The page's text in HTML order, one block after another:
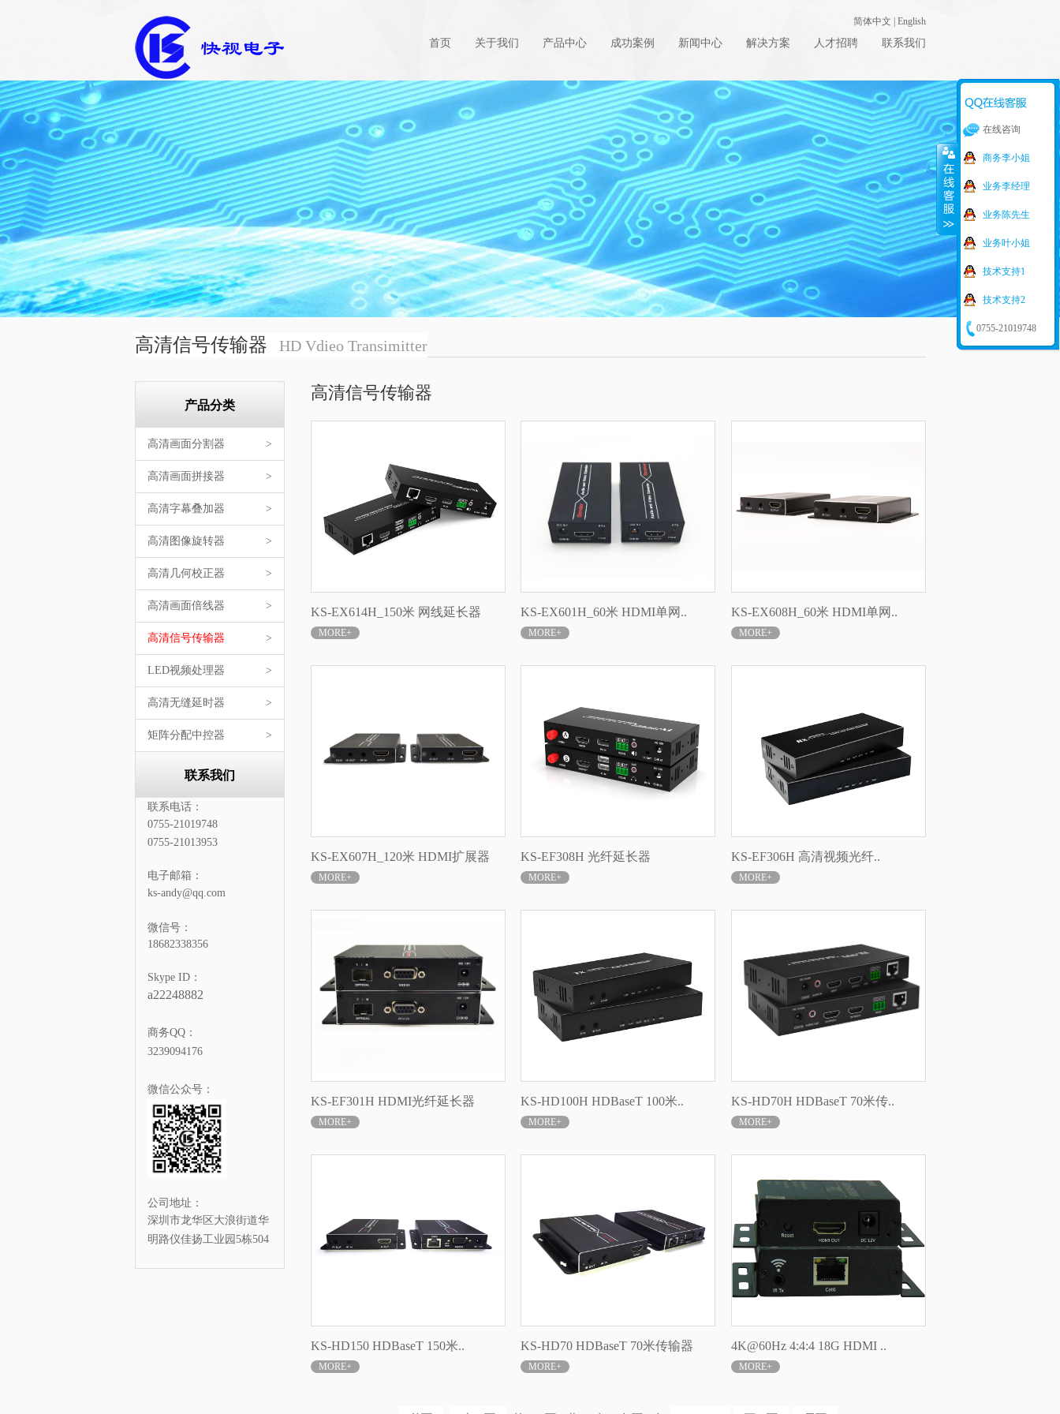
简体中文 English
首页 关于我们 产品中心 成功案例 新闻中心 解决方案 人才招聘 联系我们
高清信号传输器 HD Vdieo Transimitter
产品分类
>
高清画面分割器
>
高清画面拼接器
>
高清字幕叠加器
>
高清图像旋转器
>
高清几何校正器
>
高清画面倍线器
>
高清信号传输器
>
LED视频处理器
>
高清无缝延时器
>
矩阵分配中控器
联系我们
联系电话：
0755-21019748
0755-21013953
电子邮箱：
ks-andy@qq.com
微信号：
18682338356
Skype ID：
a22248882
商务QQ：
3239094176
微信公众号：
公司地址：
深圳市龙华区大浪街道华
明路仪佳扬工业园5栋504
高清信号传输器
KS-EX614H_150米 网线延长器
MORE+
KS-EX601H_60米 HDMI单网..
MORE+
KS-EX608H_60米 HDMI单网..
MORE+
KS-EX607H_120米 HDMI扩展器
MORE+
KS-EF308H 光纤延长器
MORE+
KS-EF306H 高清视频光纤..
MORE+
KS-EF301H HDMI光纤延长器
MORE+
KS-HD100H HDBaseT 100米..
MORE+
KS-HD70H HDBaseT 70米传..
MORE+
KS-HD150 HDBaseT 150米..
MORE+
KS-HD70 HDBaseT 70米传输器
MORE+
4K@60Hz 4:4:4 18G HDMI ..
MORE+
在线咨询
商务李小姐
业务李经理
业务陈先生
业务叶小姐
技术支持1
技术支持2
0755-21019748